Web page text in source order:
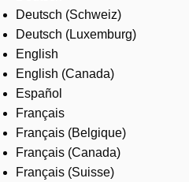
Where to buy
Contact us
Careers
Deutsch (Schweiz)
Deutsch (Luxemburg)
English
English (Canada)
Español
Français
Français (Belgique)
Français (Canada)
Français (Suisse)